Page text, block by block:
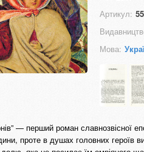
Артикул:
Мова:
— перший роман славнозвісної
проте в душах головних героїв